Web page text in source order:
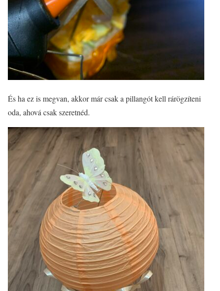
És ha ez is megvan, akkor már csak a pillangót kell rárögzíteni
oda, ahová csak szeretnéd.